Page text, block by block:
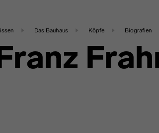
Das Bauhaus Köpfe Biografien